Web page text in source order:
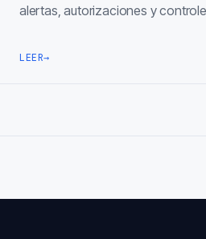
alertas, autorizaciones y
LEER→